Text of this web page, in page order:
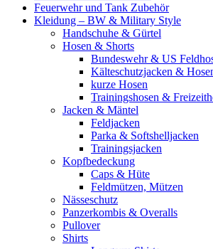
Feuerwehr und Tank Zubehör
Kleidung – BW & Military Style
Handschuhe & Gürtel
Hosen & Shorts
Bundeswehr & US
Kälteschutzjacken &
kurze Hosen
Trainingshosen &
Jacken & Mäntel
Feldjacken
Parka & Softshelljacken
Trainingsjacken
Kopfbedeckung
Caps & Hüte
Feldmützen, Mützen
Nässeschutz
Panzerkombis & Overalls
Pullover
Shirts